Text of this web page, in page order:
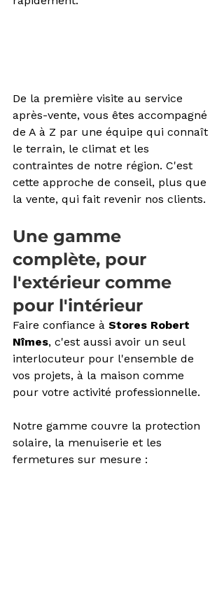
De la première visite au service
après-vente, vous êtes accompagné
de A à Z par une équipe qui connaît
le terrain, le climat et les
contraintes de notre région. C'est
cette approche de conseil, plus que
la vente, qui fait revenir nos clients.
Une gamme
complète, pour
l'extérieur comme
pour l'intérieur
Faire confiance à Stores Robert
Nîmes, c'est aussi avoir un seul
interlocuteur pour l'ensemble de
vos projets, à la maison comme
pour votre activité professionnelle.
Notre gamme couvre la protection
solaire, la menuiserie et les
fermetures sur mesure :